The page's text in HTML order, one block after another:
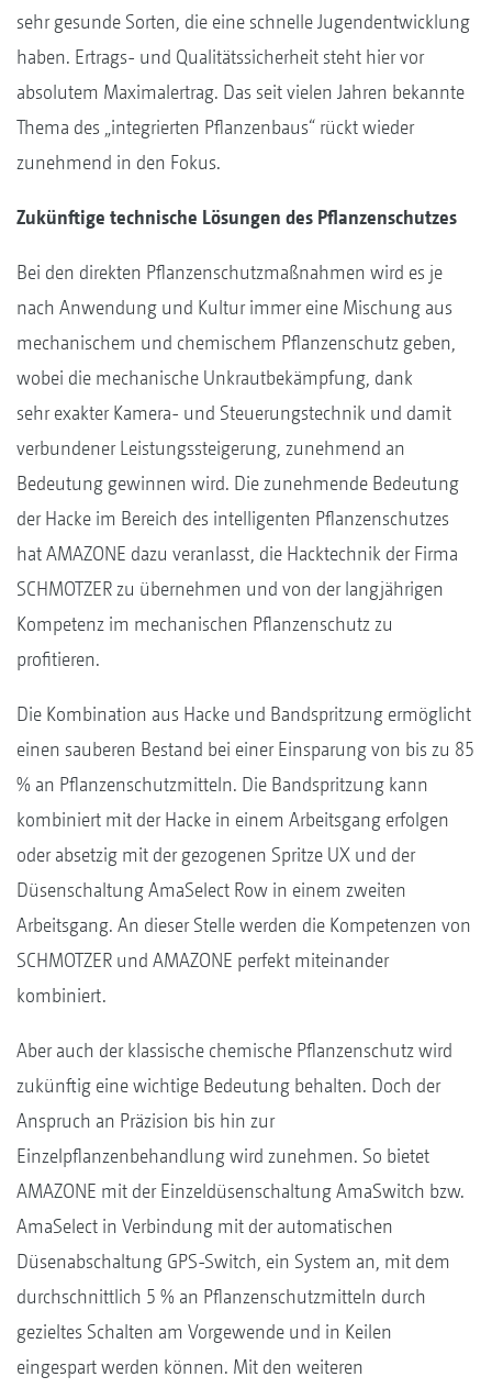
sehr gesunde Sorten, die eine schnelle Jugendentwicklung
haben. Ertrags- und Qualitätssicherheit steht hier vor
absolutem Maximalertrag. Das seit vielen Jahren bekannte
Thema des „integrierten Pflanzenbaus“ rückt wieder
zunehmend in den Fokus.
Zukünftige technische Lösungen des Pflanzenschutzes
Bei den direkten Pflanzenschutzmaßnahmen wird es je
nach Anwendung und Kultur immer eine Mischung aus
mechanischem und chemischem Pflanzenschutz geben,
wobei die mechanische Unkrautbekämpfung, dank
sehr exakter Kamera- und Steuerungstechnik und damit
verbundener Leistungssteigerung, zunehmend an
Bedeutung gewinnen wird. Die zunehmende Bedeutung
der Hacke im Bereich des intelligenten Pflanzenschutzes
hat AMAZONE dazu veranlasst, die Hacktechnik der Firma
SCHMOTZER zu übernehmen und von der langjährigen
Kompetenz im mechanischen Pflanzenschutz zu
profitieren.
Die Kombination aus Hacke und Bandspritzung ermöglicht
einen sauberen Bestand bei einer Einsparung von bis zu 85
% an Pflanzenschutzmitteln. Die Bandspritzung kann
kombiniert mit der Hacke in einem Arbeitsgang erfolgen
oder absetzig mit der gezogenen Spritze UX und der
Düsenschaltung AmaSelect Row in einem zweiten
Arbeitsgang. An dieser Stelle werden die Kompetenzen von
SCHMOTZER und AMAZONE perfekt miteinander
kombiniert.
Aber auch der klassische chemische Pflanzenschutz wird
zukünftig eine wichtige Bedeutung behalten. Doch der
Anspruch an Präzision bis hin zur
Einzelpflanzenbehandlung wird zunehmen. So bietet
AMAZONE mit der Einzeldüsenschaltung AmaSwitch bzw.
AmaSelect in Verbindung mit der automatischen
Düsenabschaltung GPS-Switch, ein System an, mit dem
durchschnittlich 5 % an Pflanzenschutzmitteln durch
gezieltes Schalten am Vorgewende und in Keilen
eingespart werden können. Mit den weiteren